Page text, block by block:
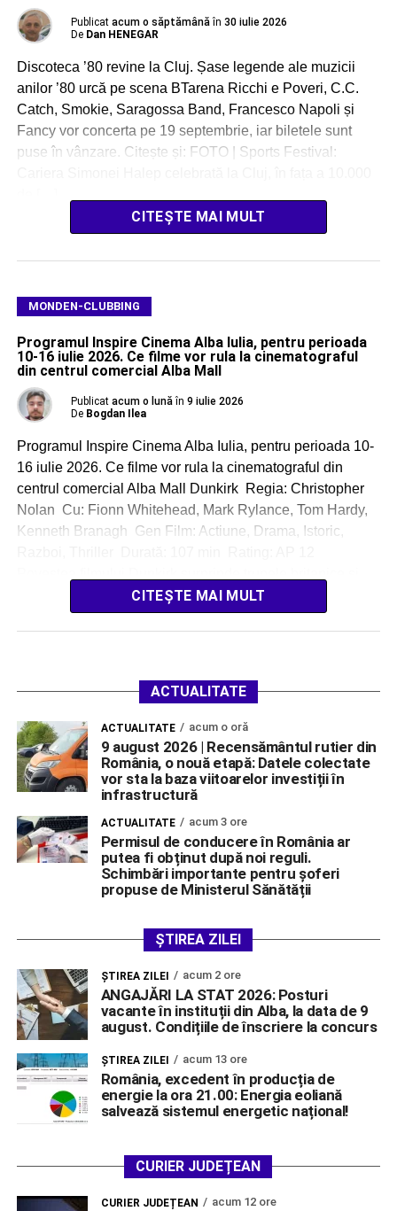
Publicat acum o săptămână în 30 iulie 2026
De Dan HENEGAR
Discoteca ’80 revine la Cluj. Șase legende ale muzicii
anilor ’80 urcă pe scena BTarena Ricchi e Poveri, C.C.
Catch, Smokie, Saragossa Band, Francesco Napoli și
Fancy vor concerta pe 19 septembrie, iar biletele sunt
puse în vânzare. Citește și: FOTO | Sports Festival:
CITEȘTE MAI MULT
MONDEN-CLUBBING
Programul Inspire Cinema Alba Iulia, pentru perioada
10-16 iulie 2026. Ce filme vor rula la cinematograful
din centrul comercial Alba Mall
Publicat acum o lună în 9 iulie 2026
De Bogdan Ilea
Programul Inspire Cinema Alba Iulia, pentru perioada 10-
16 iulie 2026. Ce filme vor rula la cinematograful din
centrul comercial Alba Mall Dunkirk Regia: Christopher
Nolan Cu: Fionn Whitehead, Mark Rylance, Tom Hardy,
Kenneth Branagh Gen Film: Actiune, Drama, Istoric,
CITEȘTE MAI MULT
ACTUALITATE
ACTUALITATE acum o oră
9 august 2026 | Recensământul rutier din
România, o nouă etapă: Datele colectate
vor sta la baza viitoarelor investiții în
infrastructură
ACTUALITATE acum 3 ore
Permisul de conducere în România ar
putea fi obținut după noi reguli.
Schimbări importante pentru șoferi
propuse de Ministerul Sănătății
ȘTIREA ZILEI
ŞTIREA ZILEI acum 2 ore
ANGAJĂRI LA STAT 2026: Posturi
vacante în instituții din Alba, la data de 9
august. Condițiile de înscriere la concurs
ŞTIREA ZILEI acum 13 ore
România, excedent în producția de
energie la ora 21.00: Energia eoliană
salvează sistemul energetic național!
CURIER JUDEȚEAN
CURIER JUDEȚEAN acum 12 ore